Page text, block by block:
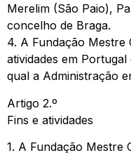
Merelim (São Paio),
concelho de Braga.
4. A Fundação Mestre
atividades em
qual a Administração
Artigo 2.º
Fins e atividades
1. A Fundação Mestre